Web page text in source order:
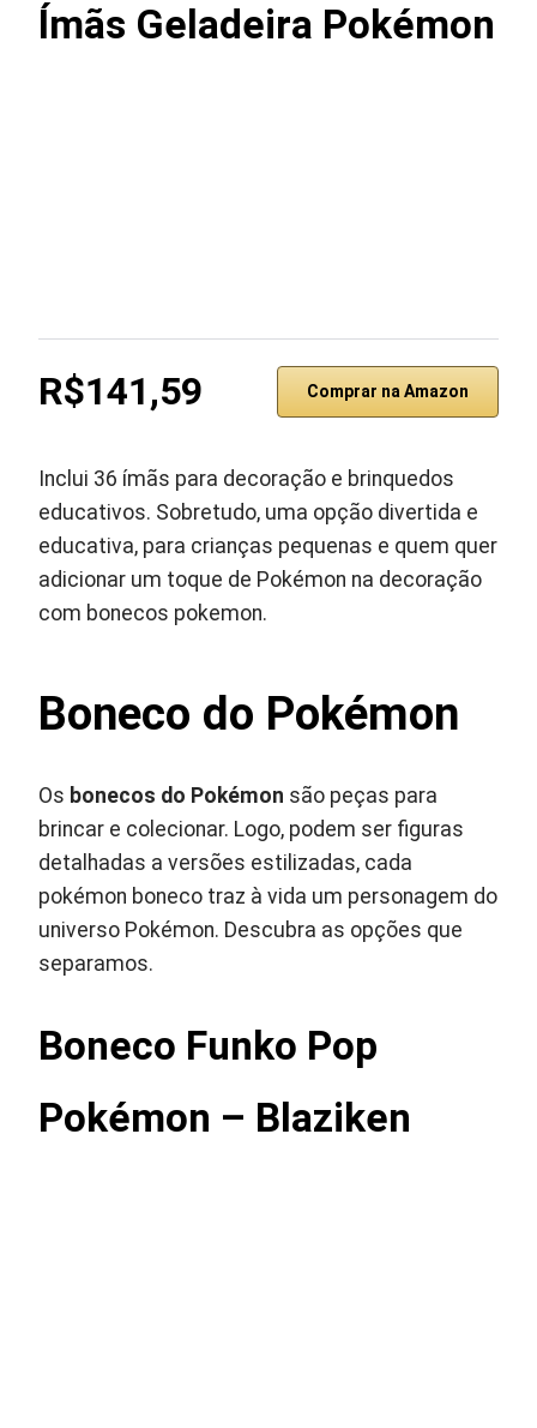
Ímãs Geladeira Pokémon
R$141,59 Comprar na Amazon
Inclui 36 ímãs para decoração e brinquedos
educativos. Sobretudo, uma opção divertida e
educativa, para crianças pequenas e quem quer
adicionar um toque de Pokémon na decoração
com bonecos pokemon.
Boneco do Pokémon
Os bonecos do Pokémon são peças para
brincar e colecionar. Logo, podem ser figuras
detalhadas a versões estilizadas, cada
pokémon boneco traz à vida um personagem do
universo Pokémon. Descubra as opções que
separamos.
Boneco Funko Pop
Pokémon – Blaziken